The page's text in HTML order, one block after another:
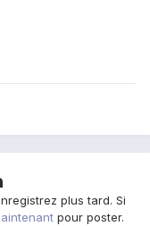
plus tard. Si
pour poster.